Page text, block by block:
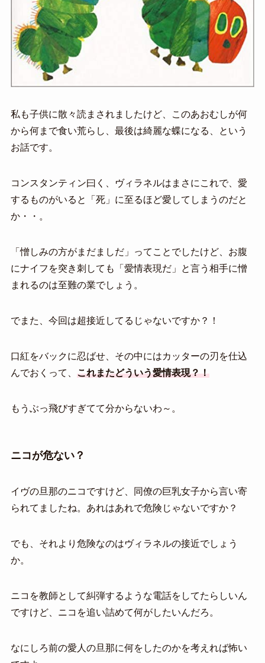
私も子供に散々読まされましたけど、このあおむしが何
から何まで食い荒らし、最後は綺麗な蝶になる、という
お話です。
コンスタンティン曰く、ヴィラネルはまさにこれで、愛
するものがいると「死」に至るほど愛してしまうのだと
か・・。
「憎しみの方がまだましだ」ってことでしたけど、お腹
にナイフを突き刺しても「愛情表現だ」と言う相手に憎
まれるのは至難の業でしょう。
でまた、今回は超接近してるじゃないですか？！
口紅をバックに忍ばせ、その中にはカッターの刃を仕込
んでおくって、 これまたどういう愛情表現？！
もうぶっ飛びすぎてて分からないわ～。
ニコが危ない？
イヴの旦那のニコですけど、同僚の巨乳女子から言い寄
られてましたね。あれはあれで危険じゃないですか？
でも、それより危険なのはヴィラネルの接近でしょう
か。
ニコを教師として糾弾するような電話をしてたらしいん
ですけど、ニコを追い詰めて何がしたいんだろ。
なにしろ前の愛人の旦那に何をしたのかを考えれば怖い